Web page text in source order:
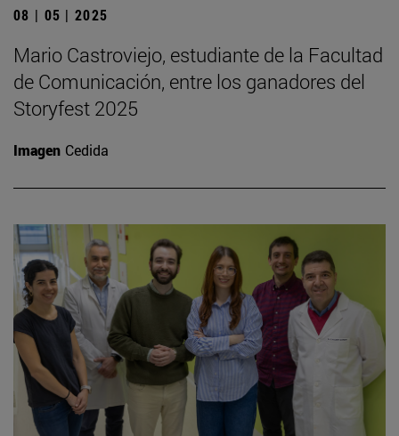
08 | 05 | 2025
Mario Castroviejo, estudiante de la Facultad
de Comunicación, entre los ganadores del
Storyfest 2025
Imagen Cedida